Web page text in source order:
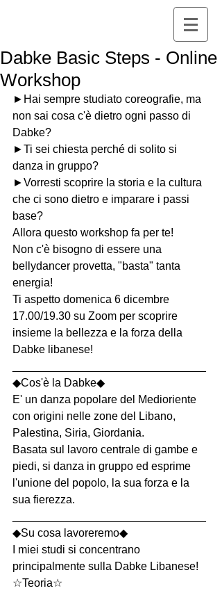
Dabke Basic Steps - Online
Workshop
►Hai sempre studiato coreografie, ma
non sai cosa c'è dietro ogni passo di
Dabke?
►Ti sei chiesta perché di solito si
danza in gruppo?
►Vorresti scoprire la storia e la cultura
che ci sono dietro e imparare i passi
base?
Allora questo workshop fa per te!
Non c'è bisogno di essere una
bellydancer provetta, "basta" tanta
energia!
Ti aspetto domenica 6 dicembre
17.00/19.30 su Zoom per scoprire
insieme la bellezza e la forza della
Dabke libanese!
◆Cos'è la Dabke◆
E' un danza popolare del Medioriente
con origini nelle zone del Libano,
Palestina, Siria, Giordania.
Basata sul lavoro centrale di gambe e
piedi, si danza in gruppo ed esprime
l'unione del popolo, la sua forza e la
sua fierezza.
◆Su cosa lavoreremo◆
I miei studi si concentrano
principalmente sulla Dabke Libanese!
☆Teoria☆